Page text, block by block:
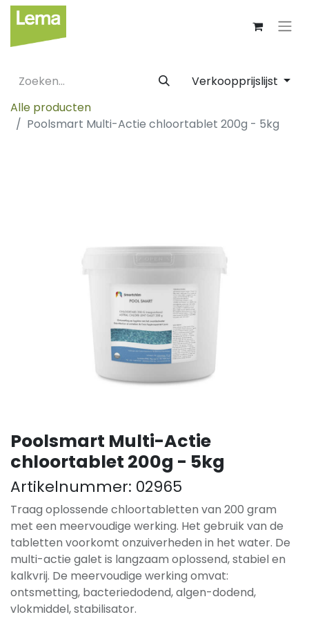
Verkoopprijslijst
Alle producten
Poolsmart Multi-Actie chloortablet 200g - 5kg
Poolsmart Multi-Actie
chloortablet 200g - 5kg
Artikelnummer: 02965
Traag oplossende chloortabletten van 200 gram
met een meervoudige werking. Het gebruik van de
tabletten voorkomt onzuiverheden in het water. De
multi-actie galet is langzaam oplossend, stabiel en
kalkvrij. De meervoudige werking omvat:
ontsmetting, bacteriedodend, algen-dodend,
vlokmiddel, stabilisator.